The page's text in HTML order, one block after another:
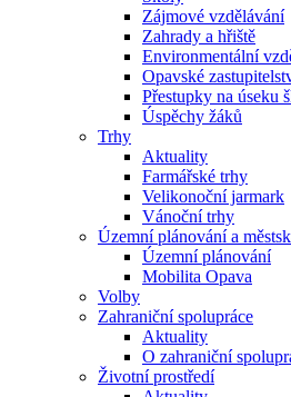
Zájmové vzdělávání
Zahrady a hřiště
Environmentální
Opavské
Přestupky na úseku
Úspěchy žáků
Trhy
Aktuality
Farmářské trhy
Velikonoční jarmark
Vánoční trhy
Územní plánování a
Územní plánování
Mobilita Opava
Volby
Zahraniční spolupráce
Aktuality
O zahraniční
Životní prostředí